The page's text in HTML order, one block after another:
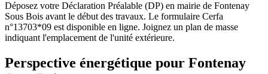
Déposez votre Déclaration Préalable (DP) en mairie de Fontenay
Sous Bois avant le début des travaux. Le formulaire Cerfa
n°13703*09 est disponible en ligne. Joignez un plan de masse
indiquant l'emplacement de l'unité extérieure.
Perspective énergétique pour Fontenay